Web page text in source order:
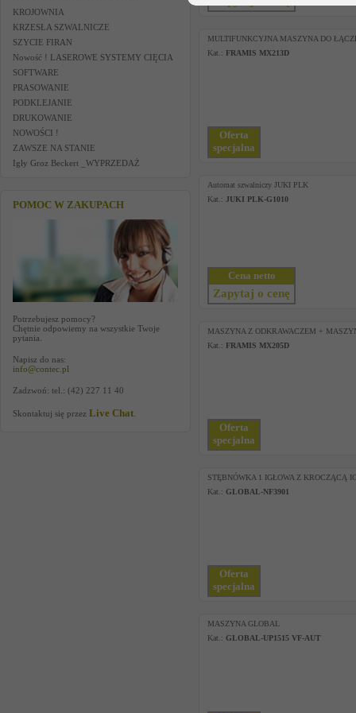
KROJOWNIA
KRZESŁA SZWALNICZE
SZYCIE FIRAN
Nowość ! LASEROWE SYSTEMY CIĘCIA
SOFTWARE
PRASOWANIE
PODKLEJANIE
DRUKOWANIE
NOWOŚCI !
ZAWSZE NA STANIE
Igły Groz Beckert _WYPRZEDAŻ
POMOC W ZAKUPACH
Potrzebujesz pomocy?
Chętnie odpowiemy na wszystkie Twoje
pytania.
Napisz do nas:
info@contec.pl
Zadzwoń: tel.: (42) 227 11 40
Skontaktuj się przez Live Chat
MULTIFUNKCYJNA MASZYNA DO
Kat.: FRAMIS MX213D
Oferta
specjalna
Automat szwalniczy JUKI PLK
Kat.: JUKI PLK-G1010
Cena netto
Zapytaj o cenę
MASZYNA Z ODKRAWACZEM +
Kat.: FRAMIS MX205D
Oferta
specjalna
STĘBNÓWKA 1 IGŁOWA Z KROCZĄCĄ
Kat.: GLOBAL-NF3901
Oferta
specjalna
MASZYNA GLOBAL
Kat.: GLOBAL-UP1515 VF-AUT